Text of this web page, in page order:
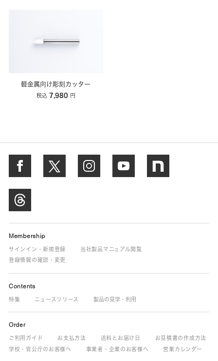
軽金属向け彫刻カッター
税込 7,980 円
Membership
サインイン・新規登録
当社製品マニュアル閲覧
登録情報の確認・変更
Contents
特集 ニュースリリース 製品の見学・利用
Order
ご利用ガイド お支払方法 送料とお届け日
お見積書の作成方法
学校・官公庁のお客様へ
事業者・企業のお客様へ 営業カレンダー